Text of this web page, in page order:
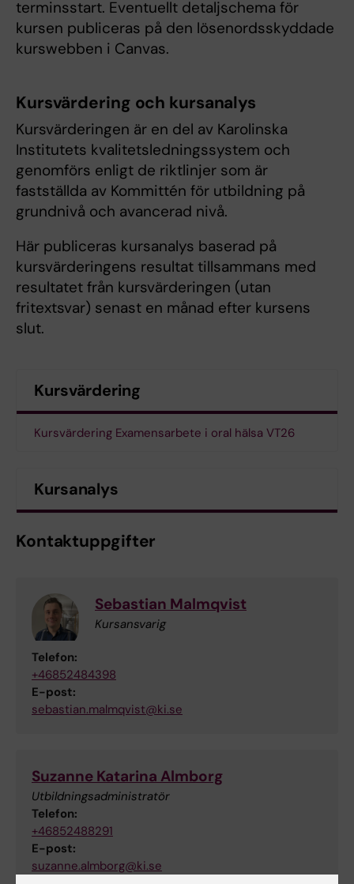
terminsstart. Eventuellt detaljschema för
kursen publiceras på den lösenordsskyddade
kurswebben i Canvas.
Kursvärdering och kursanalys
Kursvärderingen är en del av Karolinska
Institutets kvalitetsledningssystem och
genomförs enligt de riktlinjer som är
fastställda av Kommittén för utbildning på
grundnivå och avancerad nivå.
Här publiceras kursanalys baserad på
kursvärderingens resultat tillsammans med
resultatet från kursvärderingen (utan
fritextsvar) senast en månad efter kursens
slut.
Kursvärdering
Kursvärdering Examensarbete i oral hälsa VT26
Kursanalys
Kontaktuppgifter
Sebastian Malmqvist
Kursansvarig
Telefon:
+46852484398
E-post:
sebastian.malmqvist@ki.se
Suzanne Katarina Almborg
Utbildningsadministratör
Telefon:
+46852488291
E-post:
suzanne.almborg@ki.se